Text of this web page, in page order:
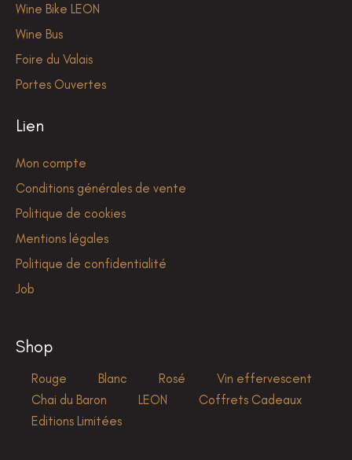
Wine Bike LEON
Wine Bus
Foire du Valais
Portes Ouvertes
Lien
Mon compte
Conditions générales de vente
Politique de cookies
Mentions légales
Politique de confidentialité
Job
Shop
Rouge Blanc Rosé
Vin effervescent
Chai du Baron
LEON
Coffrets Cadeaux
Editions Limitées